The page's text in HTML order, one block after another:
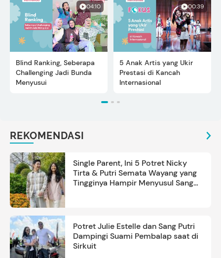
04:10
Blind Ranking, Seberapa
Challenging Jadi Bunda
Menyusui
00:39
5 Anak Artis yang Ukir
Prestasi di Kancah
Internasional
REKOMENDASI
Single Parent, Ini 5 Potret Nicky
Tirta & Putri Semata Wayang yang
Tingginya Hampir Menyusul Sang
Potret Julie Estelle dan Sang Putri
Dampingi Suami Pembalap saat di
Sirkuit